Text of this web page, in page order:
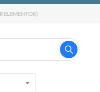
ELEMENTOR)